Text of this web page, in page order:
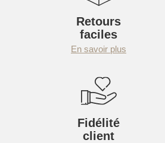
Retours
faciles
En savoir plus
Fidélité
client